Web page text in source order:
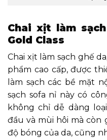
Chai xịt làm
Gold Class
Chai xịt làm sạch ghế
phẩm cao cấp, được
làm sạch các bề mặt
sạch sofa nỉ này có
không chỉ dễ dàng
đầu và mùi hôi mà còn
độ bóng của da, cũng